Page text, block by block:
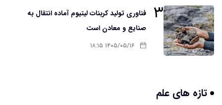
۳
فناوری تولید کربنات لیتیوم آماده انتقال به
صنایع و معادن است
۱۴۰۵/۰۵/۱۶ ۱۸:۱۵
تازه های علم